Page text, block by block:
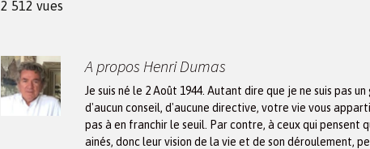
2 512 vues
A propos Henri Dumas
Je suis né le 2 Août 1944. Autant dire que je ne suis pas
d'aucun conseil, d'aucune directive, votre vie vous
pas à en franchir le seuil. Par contre, à ceux qui pensent
ainés, donc leur vision de la vie et de son déroulement,